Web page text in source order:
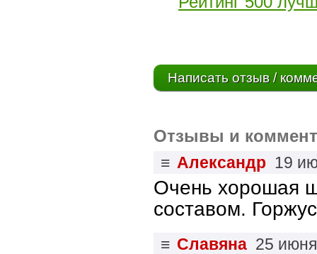
Написать отзыв /
Отзывы и
≡ Александр 19
Очень хорошая
составом.
≡ Славяна 25